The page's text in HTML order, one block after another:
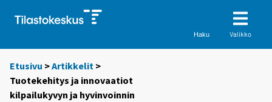
Haku Valikko
Etusivu >Artikkelit >
Tuotekehitys ja innovaatiot
kilpailukyvyn ja hyvinvoinnin